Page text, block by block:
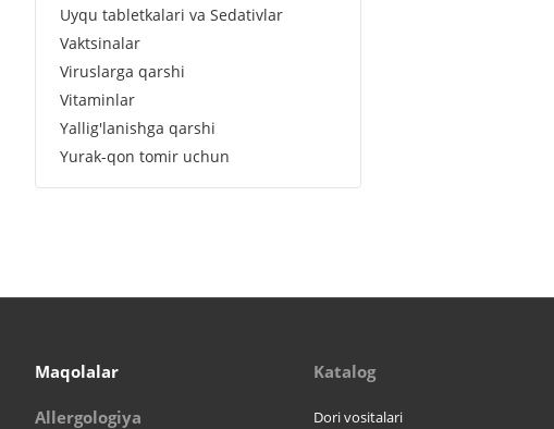
Uyqu tabletkalari va Sedativlar
Vaktsinalar
Viruslarga qarshi
Vitaminlar
Yallig'lanishga qarshi
Yurak-qon tomir uchun
Maqolalar
Allergologiya
Katalog
Dori vositalari